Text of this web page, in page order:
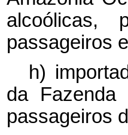
alcoólicas,
passageiros
h)
da Fazenda
passageiros